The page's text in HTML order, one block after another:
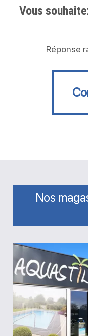
Vous
Réponse
Contactez
Nos